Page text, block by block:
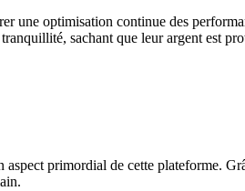
une optimisation continue des
sachant que leur argent est
primordial de cette plateforme.